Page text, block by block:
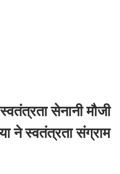
सेनानी मौजी
ने स्वतंत्रता संग्राम